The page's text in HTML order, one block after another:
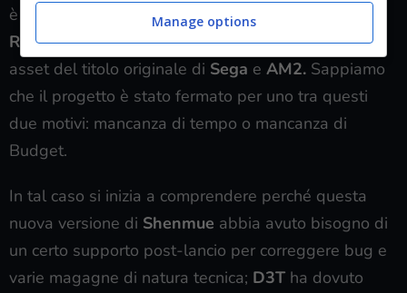
è stato stoppato in favore diShenmue I & II Hd
Remasterche invece utilizzava sostanzialmente gli
asset del titolo originale di Sega e AM2. Sappiamo
che il progetto è stato fermato per uno tra questi
due motivi: mancanza di tempo o mancanza di
Budget.
In tal caso si inizia a comprendere perché questa
nuova versione di Shenmue abbia avuto bisogno di
un certo supporto post-lancio per correggere bug e
varie magagne di natura tecnica; D3T ha dovuto
Manage options